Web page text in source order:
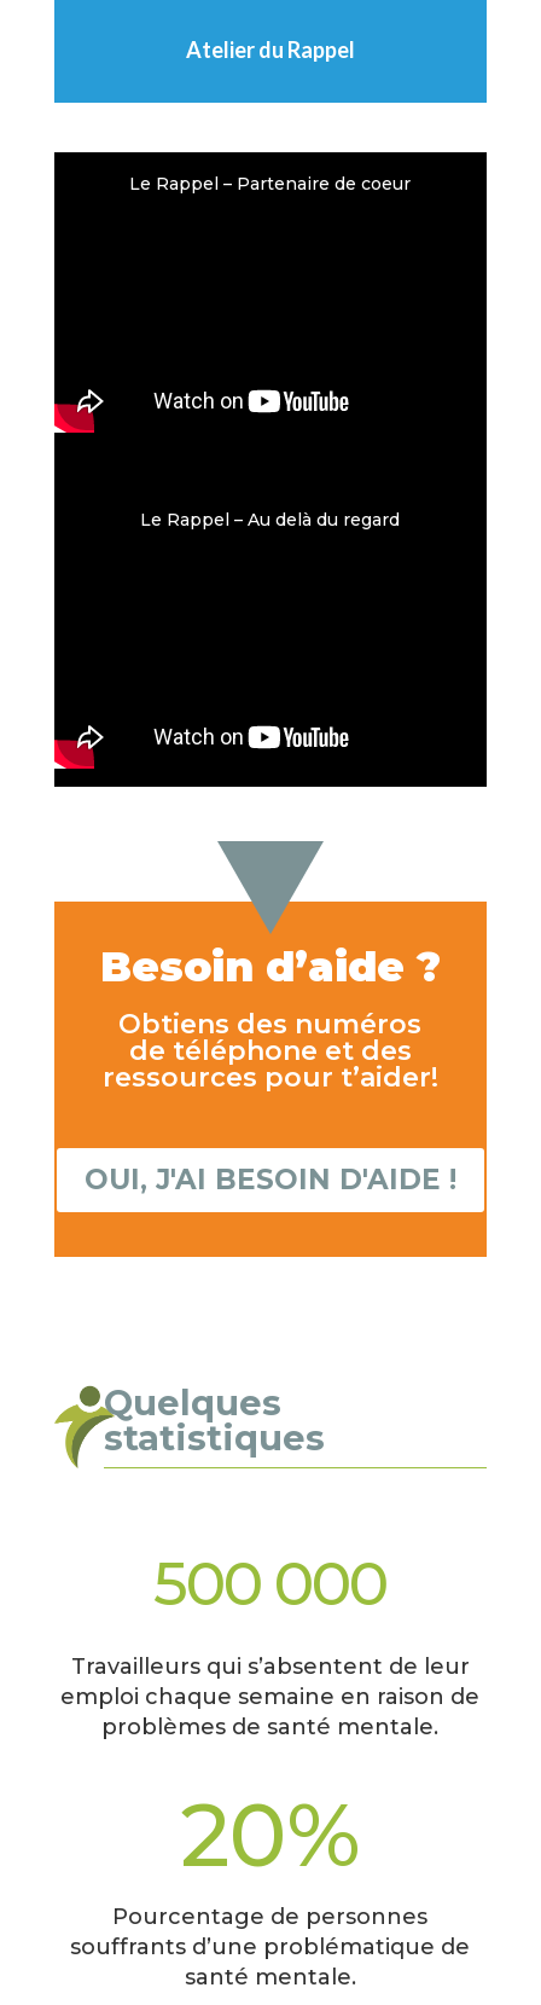
Atelier du Rappel
Le Rappel – Partenaire de coeur
Le Rappel – Au delà du regard
Besoin d’aide ?
Obtiens des numéros
de téléphone et des
ressources pour t’aider!
OUI, J'AI BESOIN D'AIDE !
Quelques
statistiques
500 000
Travailleurs qui s’absentent de leur
emploi chaque semaine en raison de
problèmes de santé mentale.
20%
Pourcentage de personnes
souffrants d’une problématique de
santé mentale.